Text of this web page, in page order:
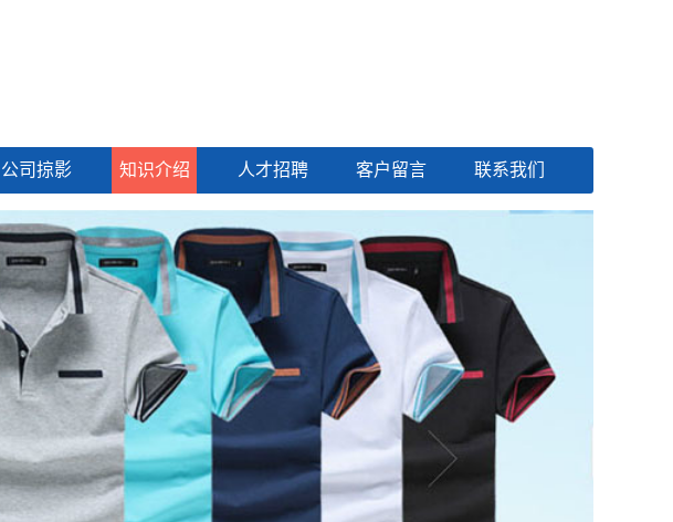
公司掠影 知识介绍 人才招聘 客户留言 联系我们